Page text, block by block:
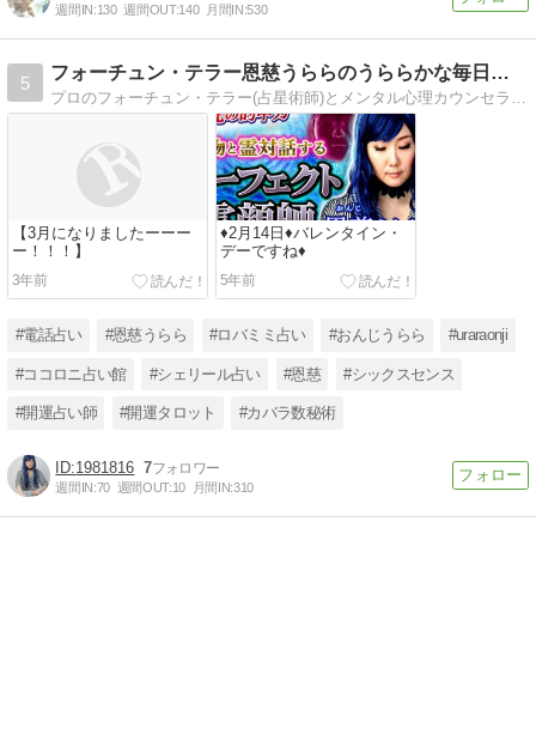
週間IN:130 週間OUT:140 月間IN:530
5
フォーチュン・テラー恩慈うららのうららかな毎日を。
【3月になりましたーーー
ー！！！】
3年前
♦2月14日♦バレンタイン・
デーですね♦
5年前
#電話占い #恩慈うらら #ロバミミ占い #おんじうらら #uraraonji
#ココロニ占い館 #シェリール占い #恩慈 #シックスセンス
#開運占い師 #開運タロット #カバラ数秘術
1981816 7
週間IN:70 週間OUT:10 月間IN:310